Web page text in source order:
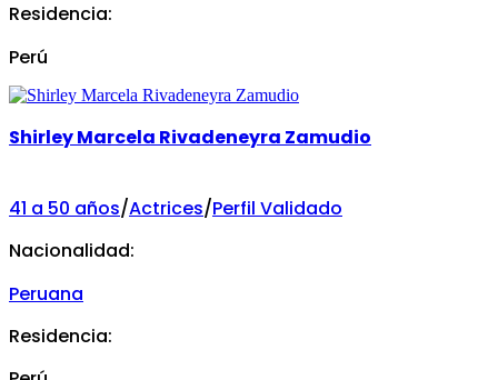
Residencia:
Perú
Shirley Marcela Rivadeneyra Zamudio
41 a 50 años/Actrices/Perfil Validado
Nacionalidad:
Peruana
Residencia: